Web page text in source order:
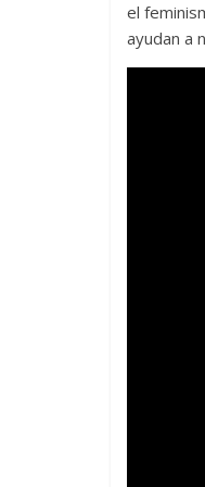
el
ayudan a